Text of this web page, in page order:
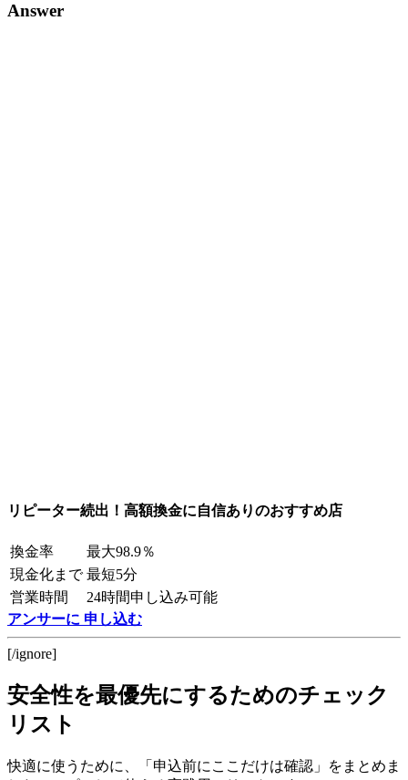
Answer
リピーター続出！高額換金に自信ありのおすすめ店
換金率
最大98.9％
現金化まで 最短5分
営業時間
24時間申し込み可能
アンサーに 申し込む
[/ignore]
安全性を最優先にするためのチェック
リスト
快適に使うために、「申込前にここだけは確認」をまとめま